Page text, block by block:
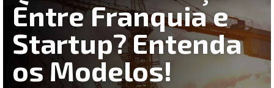
Entre Franquia e
Startup? Entenda
os Modelos!